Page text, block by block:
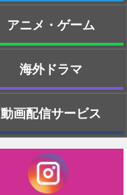
アニメ・ゲーム
海外ドラマ
動画配信サービス